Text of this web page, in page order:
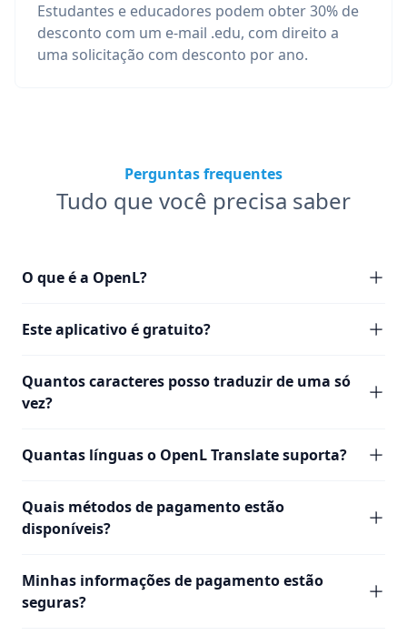
Estudantes e educadores podem obter 30% de
desconto com um e-mail .edu, com direito a
uma solicitação com desconto por ano.
Perguntas frequentes
Tudo que você precisa saber
O que é a OpenL?
Este aplicativo é gratuito?
Quantos caracteres posso traduzir de uma só
vez?
Quantas línguas o OpenL Translate suporta?
Quais métodos de pagamento estão
disponíveis?
Minhas informações de pagamento estão
seguras?